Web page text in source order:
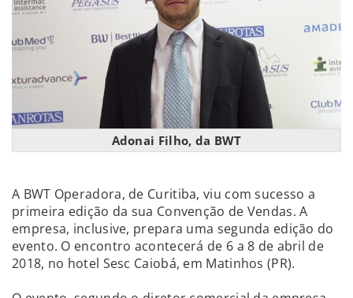
Adonai Filho, da BWT
A BWT Operadora, de Curitiba, viu com sucesso a
primeira edição da sua Convenção de Vendas. A
empresa, inclusive, prepara uma segunda edição do
evento. O encontro acontecerá de 6 a 8 de abril de
2018, no hotel Sesc Caiobá, em Matinhos (PR).